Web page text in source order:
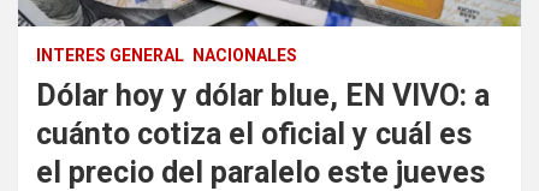
INTERES GENERAL NACIONALES
Dólar hoy y dólar blue, EN VIVO: a
cuánto cotiza el oficial y cuál es
el precio del paralelo este jueves